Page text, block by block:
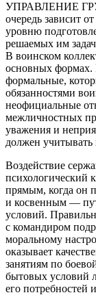
УПРАВЛЕНИЕ
очередь зависит
уровню
решаемых им
В воинском
основных
формальные,
обязанностями
неофициальные
межличностных
уважения и
должен учитывать
Воздействие
психологический
прямым, когда он
и косвенным —
условий.
с командиром
моральному
оказывает
занятиям по
бытовых условий
его потребностей